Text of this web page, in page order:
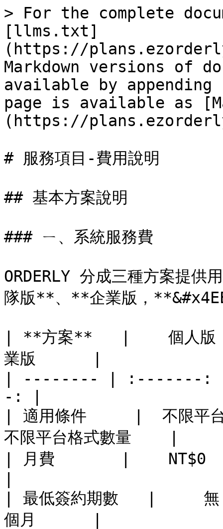
> For the complete
[llms.txt]
(https://
Markdown versions of
available by
page is available as
(https://
# 服務項目-費用說明
## 基本方案說明
### ㄧ、系統服務費
ORDERLY 分成三種方案提
隊版**、**企業版，
| **方案**   |    個
業版      |
| -------- | :-------
-: |
| 適用條件     |  不限平
不限平台格式數量    |
| 月費       |    NT$0
| 最低簽約期數   |
個月      |